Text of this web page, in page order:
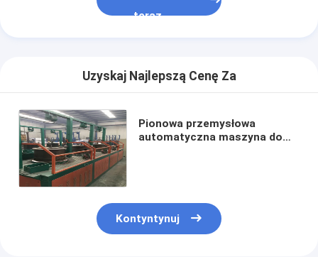
teraz
Uzyskaj Najlepszą Cenę Za
Pionowa przemysłowa
automatyczna maszyna do
Kontyntynuj